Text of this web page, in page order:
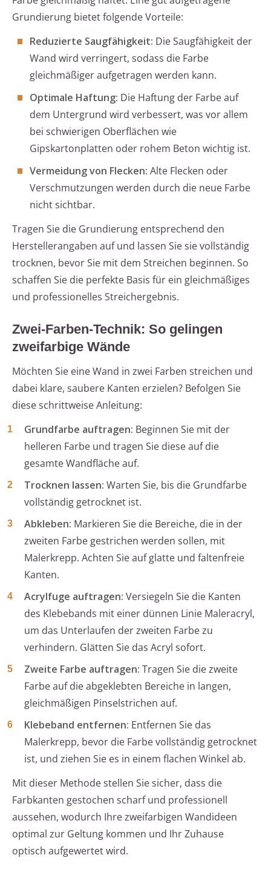
Grundierung bietet folgende Vorteile:
Reduzierte Saugfähigkeit: Die Saugfähigkeit der
Wand wird verringert, sodass die Farbe
gleichmäßiger aufgetragen werden kann.
Optimale Haftung: Die Haftung der Farbe auf
dem Untergrund wird verbessert, was vor allem
bei schwierigen Oberflächen wie
Gipskartonplatten oder rohem Beton wichtig ist.
Vermeidung von Flecken: Alte Flecken oder
Verschmutzungen werden durch die neue Farbe
nicht sichtbar.
Tragen Sie die Grundierung entsprechend den
Herstellerangaben auf und lassen Sie sie vollständig
trocknen, bevor Sie mit dem Streichen beginnen. So
schaffen Sie die perfekte Basis für ein gleichmäßiges
und professionelles Streichergebnis.
Zwei-Farben-Technik: So gelingen
zweifarbige Wände
Möchten Sie eine Wand in zwei Farben streichen und
dabei klare, saubere Kanten erzielen? Befolgen Sie
diese schrittweise Anleitung:
Grundfarbe auftragen: Beginnen Sie mit der
helleren Farbe und tragen Sie diese auf die
gesamte Wandfläche auf.
Trocknen lassen: Warten Sie, bis die Grundfarbe
vollständig getrocknet ist.
Abkleben: Markieren Sie die Bereiche, die in der
zweiten Farbe gestrichen werden sollen, mit
Malerkrepp. Achten Sie auf glatte und faltenfreie
Kanten.
Acrylfuge auftragen: Versiegeln Sie die Kanten
des Klebebands mit einer dünnen Linie Maleracryl,
um das Unterlaufen der zweiten Farbe zu
verhindern. Glätten Sie das Acryl sofort.
Zweite Farbe auftragen: Tragen Sie die zweite
Farbe auf die abgeklebten Bereiche in langen,
gleichmäßigen Pinselstrichen auf.
Klebeband entfernen: Entfernen Sie das
Malerkrepp, bevor die Farbe vollständig getrocknet
ist, und ziehen Sie es in einem flachen Winkel ab.
Mit dieser Methode stellen Sie sicher, dass die
Farbkanten gestochen scharf und professionell
aussehen, wodurch Ihre zweifarbigen Wandideen
optimal zur Geltung kommen und Ihr Zuhause
optisch aufgewertet wird.